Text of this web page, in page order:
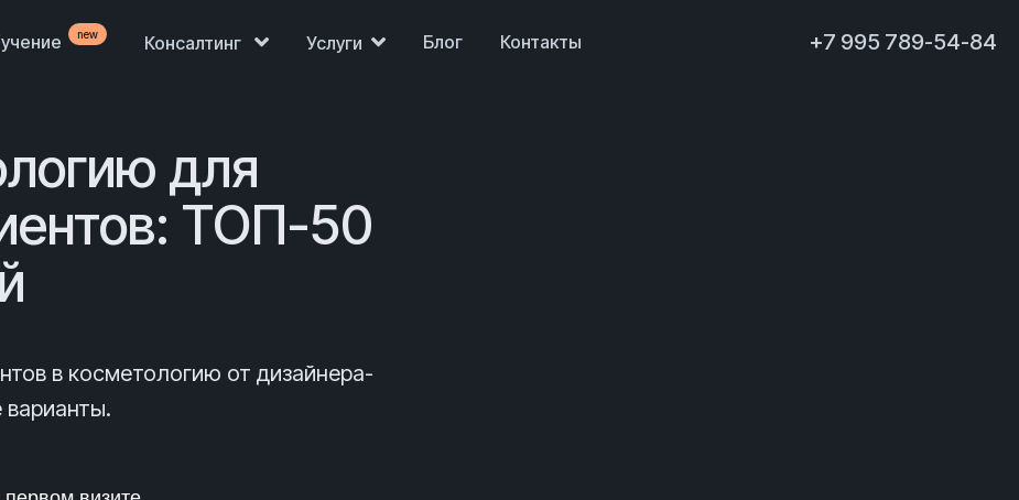
new Консалтинг Услуги Блог Контакты +7 995 789-54-84
для
ТОП-50
в косметологию от дизайнера-